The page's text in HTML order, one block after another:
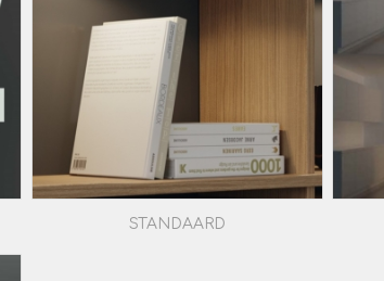
STANDAARD